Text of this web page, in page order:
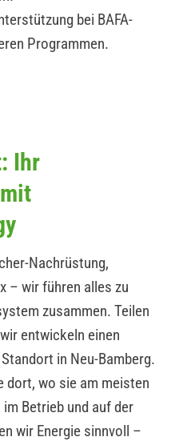
bei BAFA-
Programmen.
Ihr
Nachrüstung,
– wir führen alles zu
zusammen. Teilen
entwickeln einen
in Neu-Bamberg.
dort, wo sie am meisten
Betrieb und auf der
wir Energie sinnvoll –